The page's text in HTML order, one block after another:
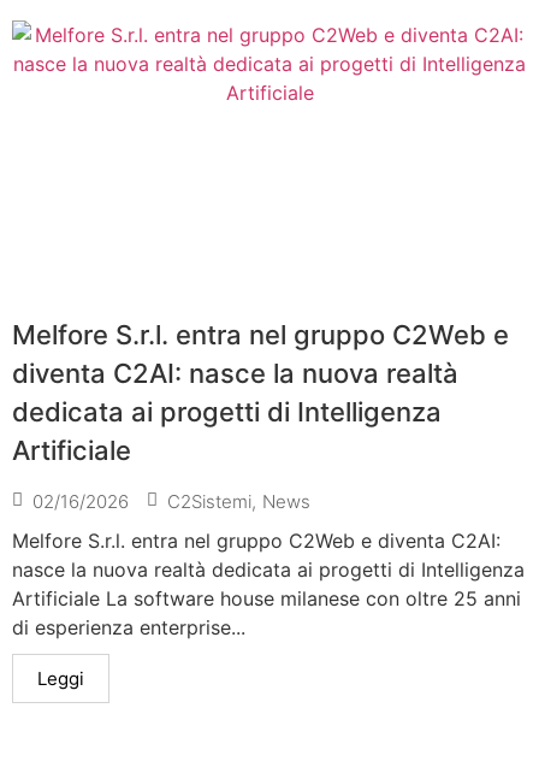
Melfore S.r.l. entra nel gruppo C2Web e
diventa C2AI: nasce la nuova realtà
dedicata ai progetti di Intelligenza
Artificiale
02/16/2026 C2Sistemi, News
Melfore S.r.l. entra nel gruppo C2Web e diventa C2AI:
nasce la nuova realtà dedicata ai progetti di Intelligenza
Artificiale La software house milanese con oltre 25 anni
di esperienza enterprise...
Leggi